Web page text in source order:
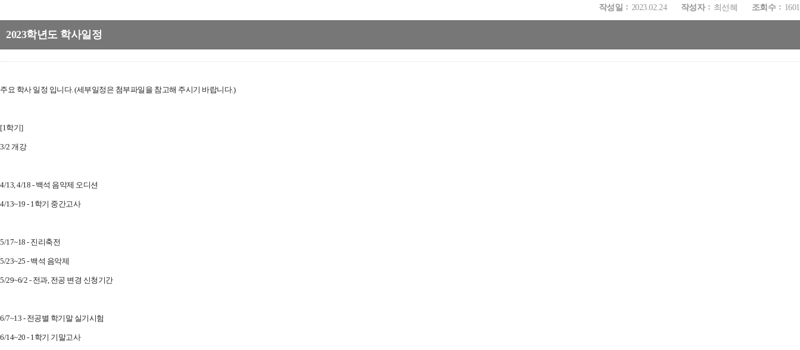
작성일 2023.02.24 작성자 최선혜 조회수 1601
2023학년도 학사일정
주요 학사 일정 입니다. (세부일정은 첨부파일을 참고해 주시기 바랍니다.)
[1학기]
3/2 개강
4/13, 4/18 - 백석 음악제 오디션
4/13~19 - 1학기 중간고사
5/17~18 - 진리축전
5/23~25 - 백석 음악제
5/29~6/2 - 전과, 전공 변경 신청기간
6/7~13 - 전공별 학기말 실기시험
6/14~20 - 1학기 기말고사